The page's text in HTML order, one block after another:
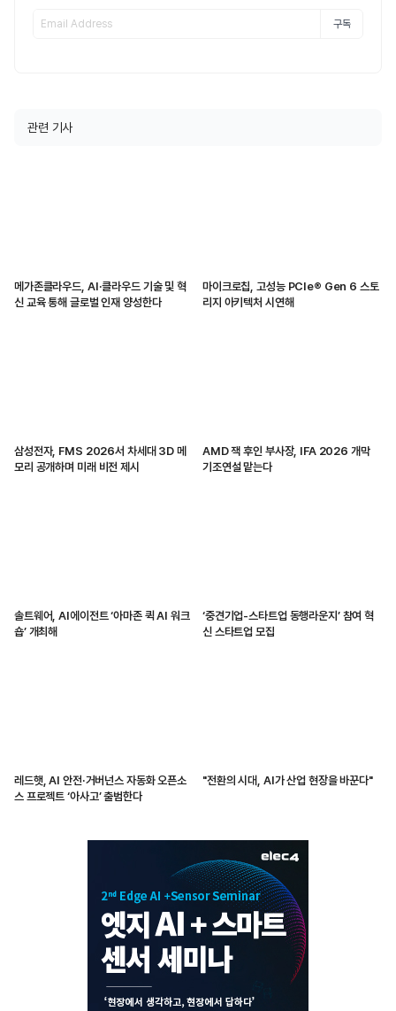
구독
관련 기사
메가존클라우드, AI·클라우드 기술 및 혁
신 교육 통해 글로벌 인재 양성한다
마이크로칩, 고성능 PCIe® Gen 6 스토
리지 아키텍처 시연해
삼성전자, FMS 2026서 차세대 3D 메
모리 공개하며 미래 비전 제시
AMD 잭 후인 부사장, IFA 2026 개막
기조연설 맡는다
솔트웨어, AI에이전트 ‘아마존 퀵 AI 워크
숍’ 개최해
‘중견기업-스타트업 동행라운지’ 참여 혁
신 스타트업 모집
레드햇, AI 안전·거버넌스 자동화 오픈소
스 프로젝트 ‘아사고’ 출범한다
"전환의 시대, AI가 산업 현장을 바꾼다"